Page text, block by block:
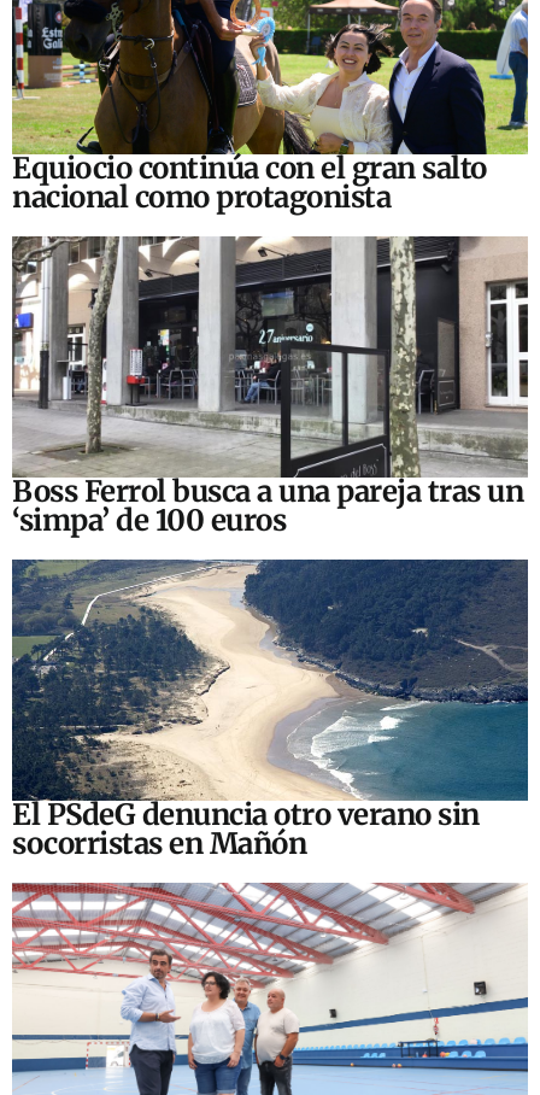
Equiocio continúa con el gran salto
nacional como protagonista
Boss Ferrol busca a una pareja tras un
‘simpa’ de 100 euros
El PSdeG denuncia otro verano sin
socorristas en Mañón